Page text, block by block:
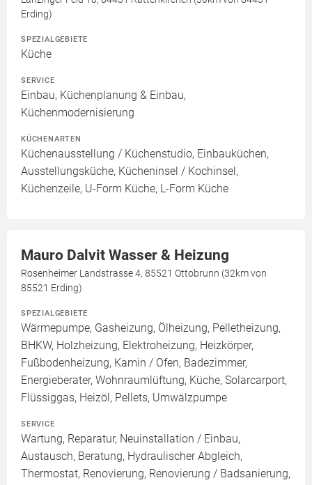
Erding)
SPEZIALGEBIETE
Küche
SERVICE
Einbau, Küchenplanung & Einbau,
Küchenmodernisierung
KÜCHENARTEN
Küchenausstellung / Küchenstudio, Einbauküchen,
Ausstellungsküche, Kücheninsel / Kochinsel,
Küchenzeile, U-Form Küche, L-Form Küche
Mauro Dalvit Wasser & Heizung
Rosenheimer Landstrasse 4, 85521 Ottobrunn (32km von
85521 Erding)
SPEZIALGEBIETE
Wärmepumpe, Gasheizung, Ölheizung, Pelletheizung,
BHKW, Holzheizung, Elektroheizung, Heizkörper,
Fußbodenheizung, Kamin / Ofen, Badezimmer,
Energieberater, Wohnraumlüftung, Küche, Solarcarport,
Flüssiggas, Heizöl, Pellets, Umwälzpumpe
SERVICE
Wartung, Reparatur, Neuinstallation / Einbau,
Austausch, Beratung, Hydraulischer Abgleich,
Thermostat, Renovierung, Renovierung / Badsanierung,